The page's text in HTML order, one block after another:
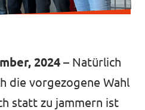
2024 – Natürlich
die vorgezogene Wahl
statt zu jammern ist